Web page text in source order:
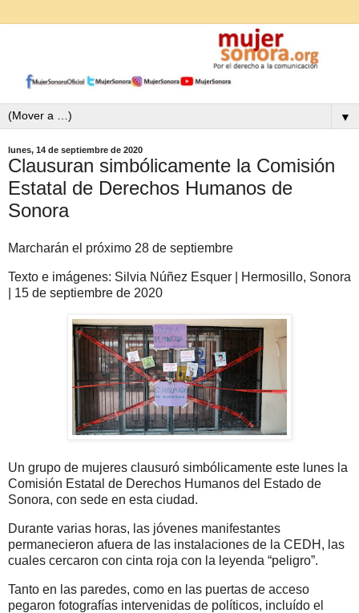
▼
lunes, 14 de septiembre de 2020
Clausuran simbólicamente la Comisión
Estatal de Derechos Humanos de
Sonora
Marcharán el próximo 28 de septiembre
Texto e imágenes: Silvia Núñez Esquer | Hermosillo, Sonora
| 15 de septiembre de 2020
Un grupo de mujeres clausuró simbólicamente este lunes la
Comisión Estatal de Derechos Humanos del Estado de
Sonora, con sede en esta ciudad.
Durante varias horas, las jóvenes manifestantes
permanecieron afuera de las instalaciones de la CEDH, las
cuales cercaron con cinta roja con la leyenda “peligro”.
Tanto en las paredes, como en las puertas de acceso
pegaron fotografías intervenidas de políticos, incluído el